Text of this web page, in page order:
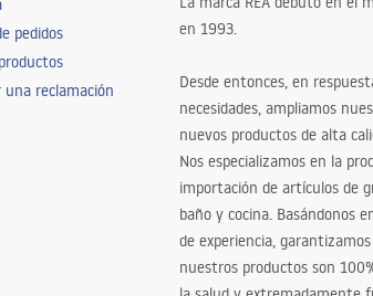
pedidos
una reclamación
en 1993.
Desde entonces, en
necesidades, ampliamos
nuevos productos de alta
Nos especializamos en la
importación de artículos de
baño y cocina. Basándonos
de experiencia,
nuestros productos son